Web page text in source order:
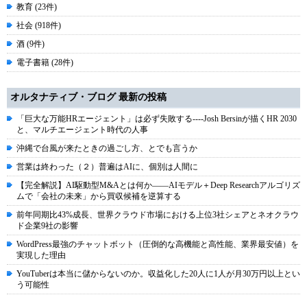
教育 (23件)
社会 (918件)
酒 (9件)
電子書籍 (28件)
オルタナティブ・ブログ 最新の投稿
「巨大な万能HRエージェント」は必ず失敗する----Josh Bersinが描くHR 2030
と、マルチエージェント時代の人事
沖縄で台風が来たときの過ごし方、とでも言うか
営業は終わった（２）普遍はAIに、個別は人間に
【完全解説】AI駆動型M&Aとは何か――AIモデル＋Deep Researchアルゴリズ
ムで「会社の未来」から買収候補を逆算する
前年同期比43%成長、世界クラウド市場における上位3社シェアとネオクラウ
ド企業9社の影響
WordPress最強のチャットボット（圧倒的な高機能と高性能、業界最安値）を
実現した理由
YouTuberは本当に儲からないのか。収益化した20人に1人が月30万円以上とい
う可能性